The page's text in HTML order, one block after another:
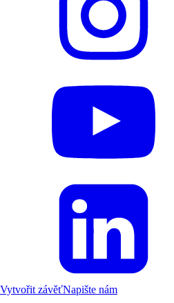
Vytvořit závěťNapište nám